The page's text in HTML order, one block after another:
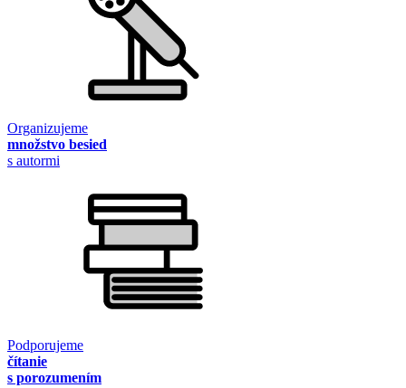
Organizujeme
množstvo besied
s autormi
Podporujeme
čítanie
s porozumením